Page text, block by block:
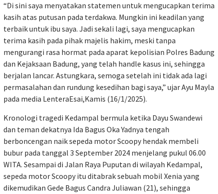
“Di sini saya menyatakan statemen untuk mengucapkan terima
kasih atas putusan pada terdakwa. Mungkin ini keadilan yang
terbaik untuk ibu saya. Jadi sekali lagi, saya mengucapkan
terima kasih pada pihak majelis hakim, meski tanpa
mengurangi rasa hormat pada aparat kepolisian Polres Badung
dan Kejaksaan Badung, yang telah handle kasus ini, sehingga
berjalan lancar. Astungkara, semoga setelah ini tidak ada lagi
permasalahan dan rundung kesedihan bagi saya,” ujar Ayu Mayla
pada media LenteraEsai,Kamis (16/1/2025).
Kronologi tragedi Kedampal bermula ketika Dayu Swandewi
dan teman dekatnya Ida Bagus Oka Yadnya tengah
berboncengan naik sepeda motor Scoopy hendak membeli
bubur pada tanggal 3 September 2024 menjelang pukul 06.00
WITA. Sesampai di Jalan Raya Puputan di wilayah Kedampal,
sepeda motor Scoopy itu ditabrak sebuah mobil Xenia yang
dikemudikan Gede Bagus Candra Juliawan (21), sehingga